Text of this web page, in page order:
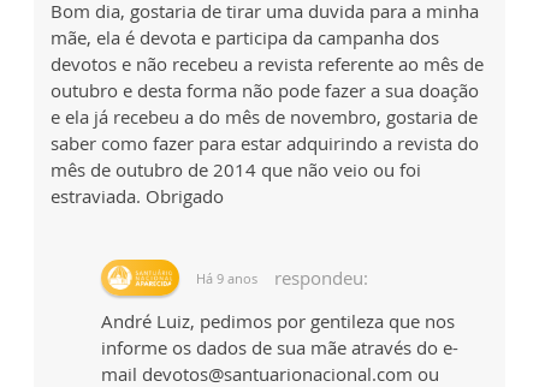
Bom dia, gostaria de tirar uma duvida para a minha
mãe, ela é devota e participa da campanha dos
devotos e não recebeu a revista referente ao mês de
outubro e desta forma não pode fazer a sua doação
e ela já recebeu a do mês de novembro, gostaria de
saber como fazer para estar adquirindo a revista do
mês de outubro de 2014 que não veio ou foi
estraviada. Obrigado
Há 9 anos
respondeu:
André Luiz, pedimos por gentileza que nos
informe os dados de sua mãe através do e-
mail devotos@santuarionacional.com ou